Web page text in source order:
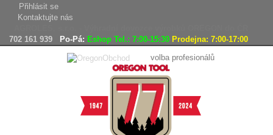
Přihlásit se
Kontaktujte nás
702 161 939
Po-Pá: Eshop Tel.: 7:00-15:30 Prodejna: 7:00-17:00
volba profesionálů